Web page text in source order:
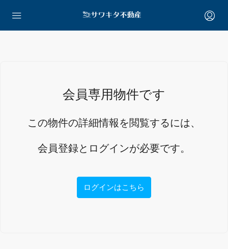
会員専用物件です
この物件の詳細情報を閲覧するには、
会員登録とログインが必要です。
ログインはこちら